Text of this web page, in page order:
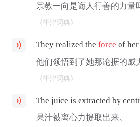
宗教一向是诲人行善的力量
《牛津词典》
They realized theforce of her
他们领悟到了她那论据的威
《牛津词典》
The juice is extracted by
果汁被离心力提取出来。